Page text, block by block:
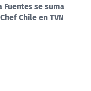
Fuentes se suma
Chile en TVN